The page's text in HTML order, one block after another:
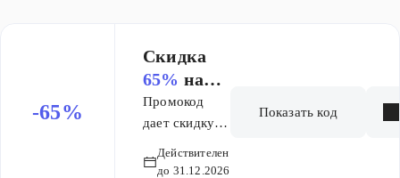
-65%
Скидка
65% на
генетичес
кий
паспорт
Промокод
дает скидку
Генетического
Действителен
до 31.12.2026
Показать код